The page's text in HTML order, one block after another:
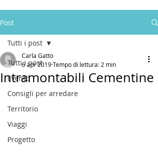
Post
Tutti i post
Evento
Consigli per arredare
Territorio
Viaggi
Progetto
Tutti i post
Intramontabili Cementine
Carla Gatto
6 apr 2019Tempo di lettura: 2 min